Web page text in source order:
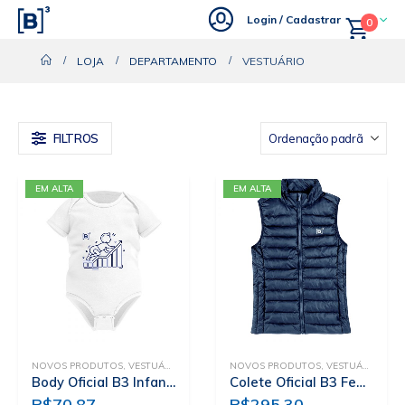
Login / Cadastrar 0
LOJA DEPARTAMENTO VESTUÁRIO
FILTROS
EM ALTA
NOVOS PRODUTOS, VESTUÁRIO
Body Oficial B3 Infantil
EM ALTA
NOVOS PRODUTOS, VESTUÁRIO
Colete Oficial B3 Feminino